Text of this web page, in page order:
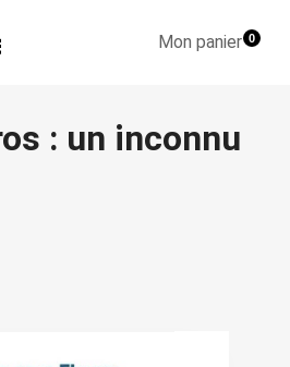
Mon panier0
: un inconnu